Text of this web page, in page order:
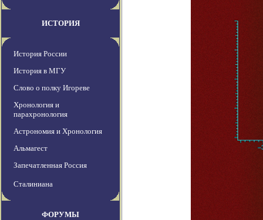
ИСТОРИЯ
История России
История в МГУ
Слово о полку Игореве
Хронология и
парахронология
Астрономия и Хронология
Альмагест
Запечатленная Россия
Сталиниана
ФОРУМЫ